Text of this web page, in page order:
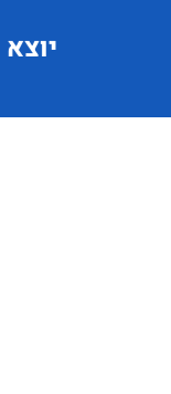
יוצא